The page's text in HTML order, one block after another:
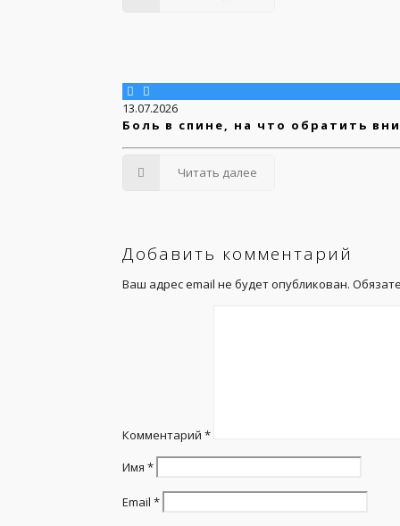
13.07.2026
Боль в спине, на что обратить
Читать далее
Добавить комментарий
Ваш адрес email не будет опубликован.
Комментарий *
Имя *
Email *